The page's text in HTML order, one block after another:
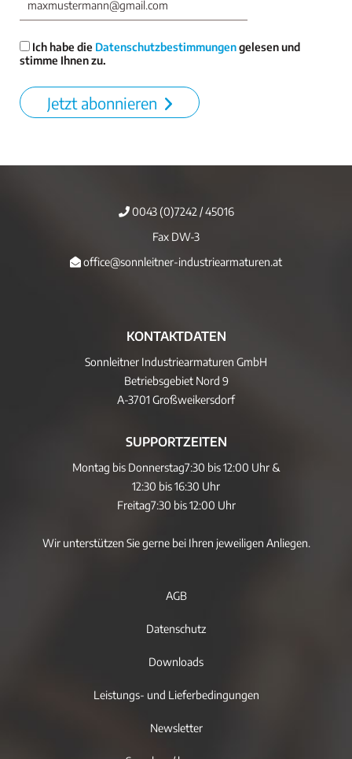
Ich habe die Datenschutzbestimmungengelesen und
stimme Ihnen zu.
Jetzt abonnieren
0043 (0)7242 / 45016
Fax DW-3
office@sonnleitner-industriearmaturen.at
KONTAKTDATEN
Sonnleitner Industriearmaturen GmbH
Betriebsgebiet Nord 9
A-3701 Großweikersdorf
SUPPORTZEITEN
Montag bis Donnerstag7:30 bis 12:00 Uhr &
12:30 bis 16:30 Uhr
Freitag7:30 bis 12:00 Uhr
Wir unterstützen Sie gerne bei Ihren jeweiligen Anliegen.
AGB
Datenschutz
Downloads
Leistungs- und Lieferbedingungen
Newsletter